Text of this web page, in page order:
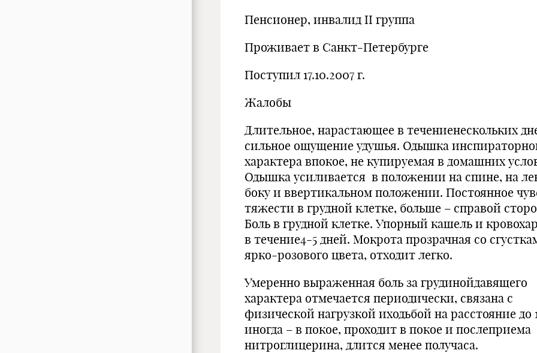
Пенсионер, инвалид II группа
Проживает в Санкт-Петербурге
Поступил 17.10.2007 г.
Жалобы
Длительное, нарастающее в течениенескольких
сильное ощущение удушья. Одышка
характера впокое, не купируемая в домашних
Одышка усиливается в положении на спине, на
боку и ввертикальном положении. Постоянное
тяжести в грудной клетке, больше – справой
Боль в грудной клетке. Упорный кашель и
в течение4-5 дней. Мокрота прозрачная со
ярко-розового цвета, отходит легко.
Умеренно выраженная боль за грудинойдавящего
характера отмечается периодически, связана с
физической нагрузкой иходьбой на расстояние до
иногда – в покое, проходит в покое и послеприема
нитроглицерина, длится менее получаса.